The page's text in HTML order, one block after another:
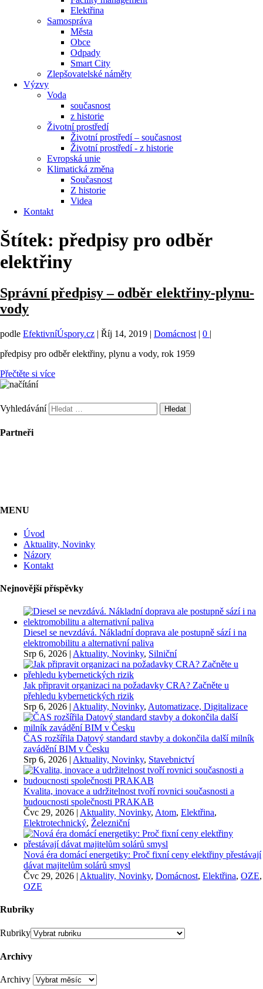
Elektřina
Samospráva
Města
Obce
Odpady
Smart City
Zlepšovatelské náměty
Výzvy
Voda
současnost
z historie
Životní prostředí
Životní prostředí – současnost
Životní prostředí ​- z historie
Evropská unie
Klimatická změna
Současnost
Z historie
Videa
Kontakt
Štítek: předpisy pro odběr
elektřiny
Správní předpisy – odběr elektřiny-plynu-
vody
podle EfektivníÚspory.cz | Říj 14, 2019 | Domácnost | 0 |
předpisy pro odběr elektřiny, plynu a vody, rok 1959
Přečtěte si více
Vyhledávání
Partneři
MENU
Úvod
Aktuality, Novinky
Názory
Kontakt
Nejnovější příspěvky
Diesel se nevzdává. Nákladní doprava ale postupně sází i na
elektromobilitu a alternativní paliva
Srp 6, 2026 | Aktuality, Novinky, Silniční
Jak připravit organizaci na požadavky CRA? Začněte u
přehledu kybernetických rizik
Srp 6, 2026 | Aktuality, Novinky, Automatizace, Digitalizace
ČAS rozšířila Datový standard stavby a dokončila další milník
zavádění BIM v Česku
Srp 6, 2026 | Aktuality, Novinky, Stavebnictví
Kvalita, inovace a udržitelnost tvoří rovnici současnosti a
budoucnosti společnosti PRAKAB
Čvc 29, 2026 | Aktuality, Novinky, Atom, Elektřina,
Elektrotechnický, Železniční
Nová éra domácí energetiky: Proč fixní ceny elektřiny přestávají
dávat majitelům solárů smysl
Čvc 29, 2026 | Aktuality, Novinky, Domácnost, Elektřina, OZE,
OZE
Rubriky
Rubriky
Archivy
Archivy